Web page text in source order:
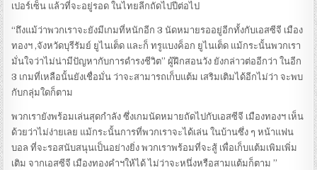
เปอร์เซ็น แล้วที่จะอยู่รอด ในไทยลีกถัดไปปีต่อไป
“ถึงแม้ว่าพวกเราจะยังมีเกมที่หนักอีก 3 นัดหมายรออยู่อีกทั้งกับเอสซีจี เมือง
ทองฯ ,จังหวัดบุรีรัมย์ ยูไนเต็ด และก็ ทรูแบงค็อก ยูไนเต็ด แม้กระนั้นพวกเรา
มั่นใจว่าไม่น่ามีปัญหากับการดำรงชีวิต” ผู้ฝึกสอนวัง ยังกล่าวต่ออีกว่า ในอีก
3 เกมที่เหลือนั้นยังเชื่อมั่น ว่าจะสามารถเก็บแต้ม เสริมเติมได้อีกไม่ว่า จะพบ
กับกลุ่มใดก็ตาม
พวกเรายังพร้อมเล่นสุดกำลัง ซึ่งเกมนัดหมายถัดไปกับเอสซีจี เมืองทองฯ เห็น
ด้วยว่าไม่ง่ายเลย แม้กระนั้นการที่พวกเราจะได้เล่น ในบ้านซึ่ง ๆ หน้าแฟน
บอล ที่จะรอสนับสนุนเป็นอย่างยิ่ง พวกเราพร้อมที่จะสู้ เพื่อเก็บแต้มเพิมเพิ่ม
เติม จากเอสซีจี เมืองทองคำฯให้ได้ ไม่ว่าจะหนึ่งหรือสามแต้มก็ตาม ”